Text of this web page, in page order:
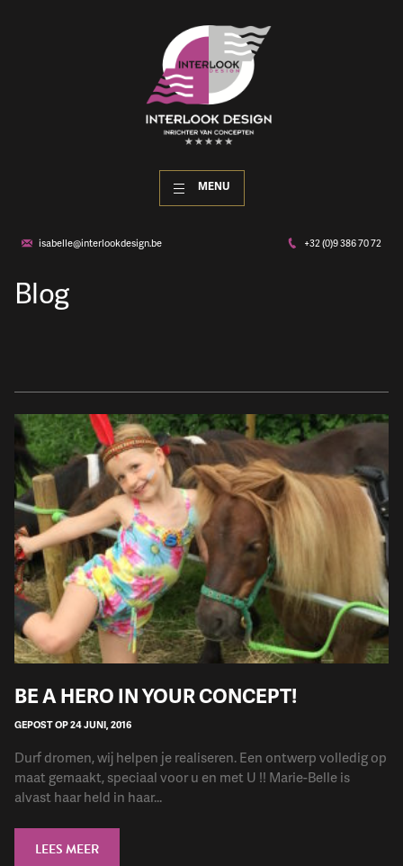
MENU
isabelle@interlookdesign.be +32 (0)9 386 70 72
Blog
BE A HERO IN YOUR CONCEPT!
GEPOST OP 24 JUNI, 2016
Durf dromen, wij helpen je realiseren. Een ontwerp volledig op
maat gemaakt, speciaal voor u en met U !! Marie-Belle is
alvast haar held in haar...
LEES MEER